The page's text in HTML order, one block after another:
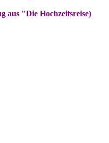
aus "Die Hochzeitsreise)